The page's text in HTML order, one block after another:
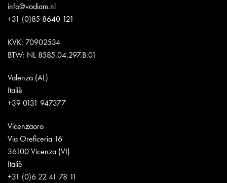
info@vodiam.nl
+31 (0)85 8640 121
KVK: 70902534
BTW: NL 8585.04.297.B.01
Valenza (AL)
Italië
+39 0131 947377
Vicenzaoro
Via Oreficeria 16
36100 Vicenza (VI)
Italië
+31 (0)6 22 41 78 11